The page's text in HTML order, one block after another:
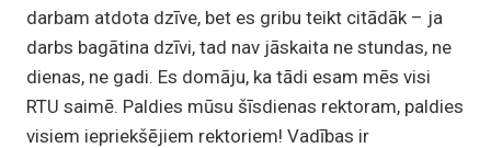
darbam atdota dzīve, bet es gribu teikt citādāk – ja
darbs bagātina dzīvi, tad nav jāskaita ne stundas, ne
dienas, ne gadi. Es domāju, ka tādi esam mēs visi
RTU saimē. Paldies mūsu šīsdienas rektoram, paldies
visiem iepriekšējiem rektoriem! Vadības ir